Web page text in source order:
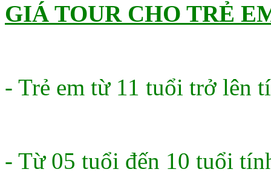
GIÁ TOUR CHO TRẺ
- Trẻ em từ 11 tuổi trở lên
- Từ 05 tuổi đến 10 tuổi